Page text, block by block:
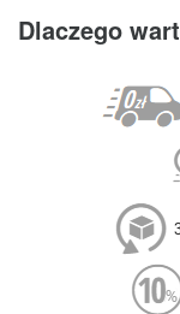
Dlaczego